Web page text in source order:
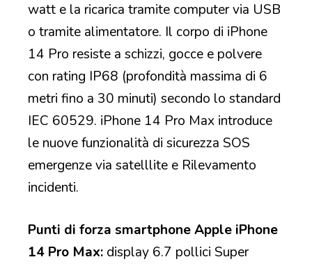
watt e la ricarica tramite computer via USB
o tramite alimentatore. Il corpo di iPhone
14 Pro resiste a schizzi, gocce e polvere
con rating IP68 (profondità massima di 6
metri fino a 30 minuti) secondo lo standard
IEC 60529. iPhone 14 Pro Max introduce
le nuove funzionalità di sicurezza SOS
emergenze via satelllite e Rilevamento
incidenti.
Punti di forza smartphone Apple iPhone
14 Pro Max: display 6.7 pollici Super